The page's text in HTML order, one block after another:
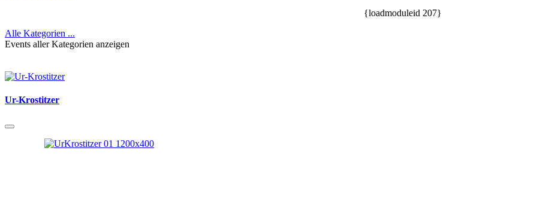
{loadmoduleid 207}
Alle Kategorien ...
Events aller Kategorien anzeigen
Ur-Krostitzer